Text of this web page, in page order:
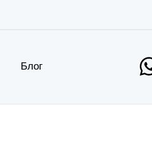
Блог